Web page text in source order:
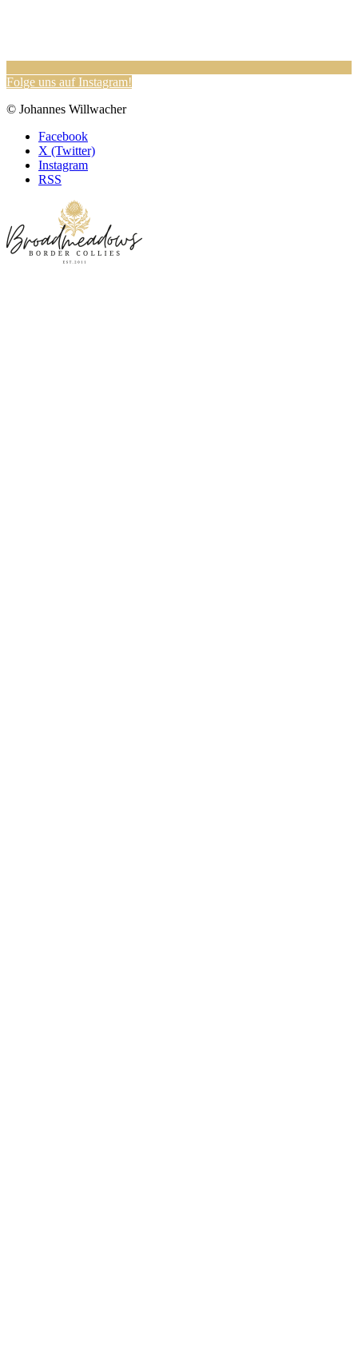
Fol­ge uns auf Instagram!
© Johannes Willwacher
Facebook
X (Twitter)
Instagram
RSS